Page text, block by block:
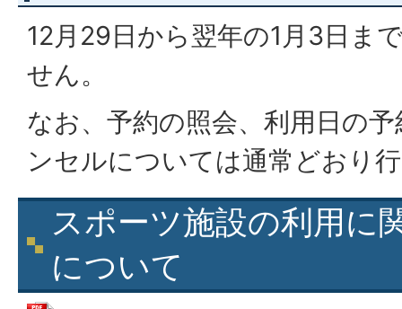
12月29日から翌年の1月3日ま
せん。
なお、予約の照会、利用日の
ンセルについては通常どおり
スポーツ施設の利用に
について